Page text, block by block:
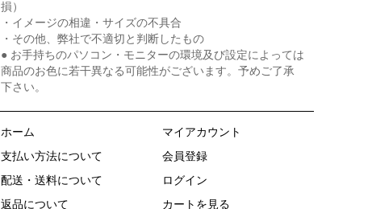
損）
・イメージの相違・サイズの不具合
・その他、弊社で不適切と判断したもの
● お手持ちのパソコン・モニターの環境及び設定によっては
商品のお色に若干異なる可能性がございます。予めご了承
下さい。
ホーム
支払い方法について
配送・送料について
返品について
マイアカウント
会員登録
ログイン
カートを見る